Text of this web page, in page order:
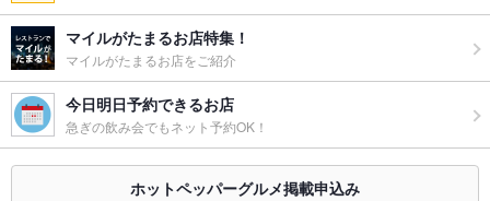
マイルがたまるお店特集！
マイルがたまるお店をご紹介
今日明日予約できるお店
急ぎの飲み会でもネット予約OK！
ホットペッパーグルメ掲載申込み